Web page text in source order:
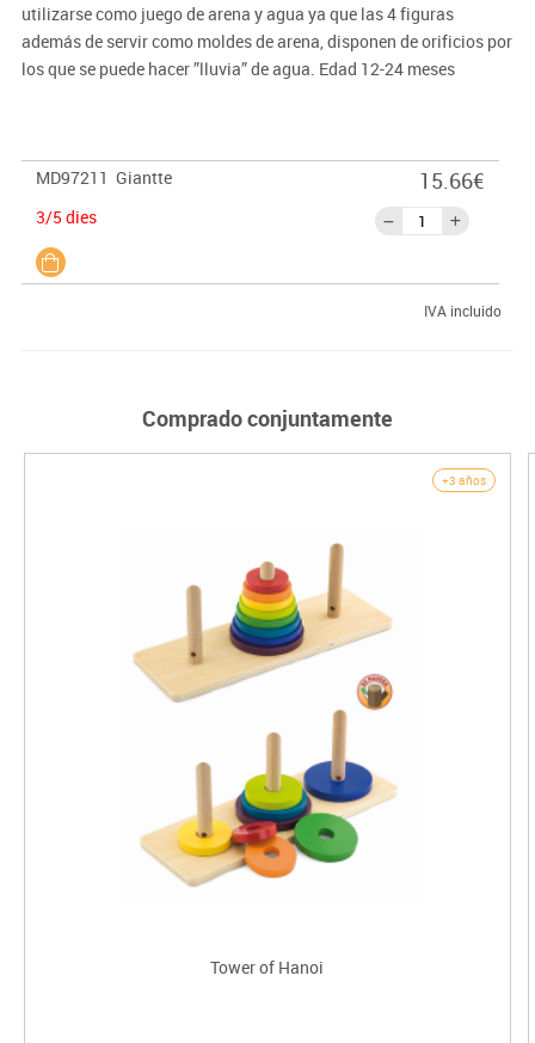
utilizarse como juego de arena y agua ya que las 4 figuras
además de servir como moldes de arena, disponen de orificios por
los que se puede hacer ”lluvia” de agua. Edad 12-24 meses
MD97211 Giantte
3/5 dies
15.66€
IVA incluido
Comprado conjuntamente
+3 años
Tower of Hanoi